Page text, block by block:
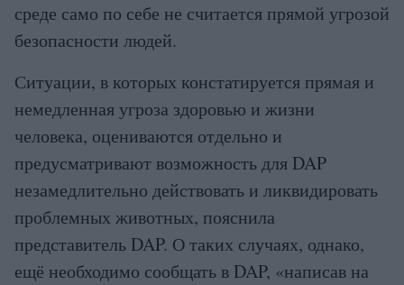
среде само по себе не считается прямой угрозой
безопасности людей.
Ситуации, в которых констатируется прямая и
немедленная угроза здоровью и жизни
человека, оцениваются отдельно и
предусматривают возможность для DAP
незамедлительно действовать и ликвидировать
проблемных животных, пояснила
представитель DAP. О таких случаях, однако,
ещё необходимо сообщать в DAP, «написав на